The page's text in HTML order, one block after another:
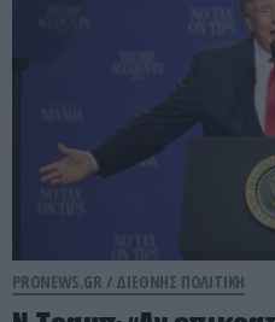
PRONEWS.GR / ΔΙΕΘΝΗΣ ΠΟΛΙΤΙΚΗ